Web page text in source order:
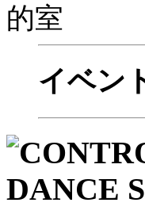
的室
イベン